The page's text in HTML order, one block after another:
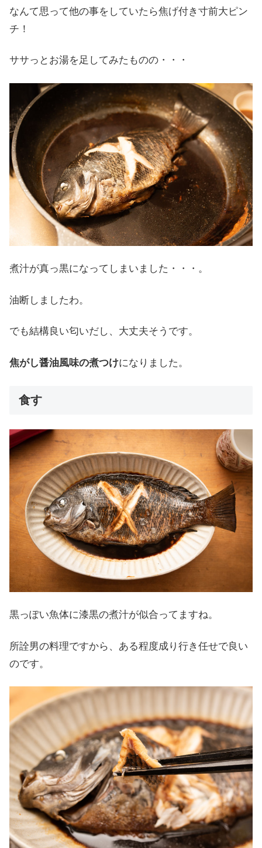
なんて思って他の事をしていたら焦げ付き寸前大ピン
チ！
ササっとお湯を足してみたものの・・・
煮汁が真っ黒になってしまいました・・・。
油断しましたわ。
でも結構良い匂いだし、大丈夫そうです。
焦がし醤油風味の煮つけになりました。
食す
黒っぽい魚体に漆黒の煮汁が似合ってますね。
所詮男の料理ですから、ある程度成り行き任せで良い
のです。